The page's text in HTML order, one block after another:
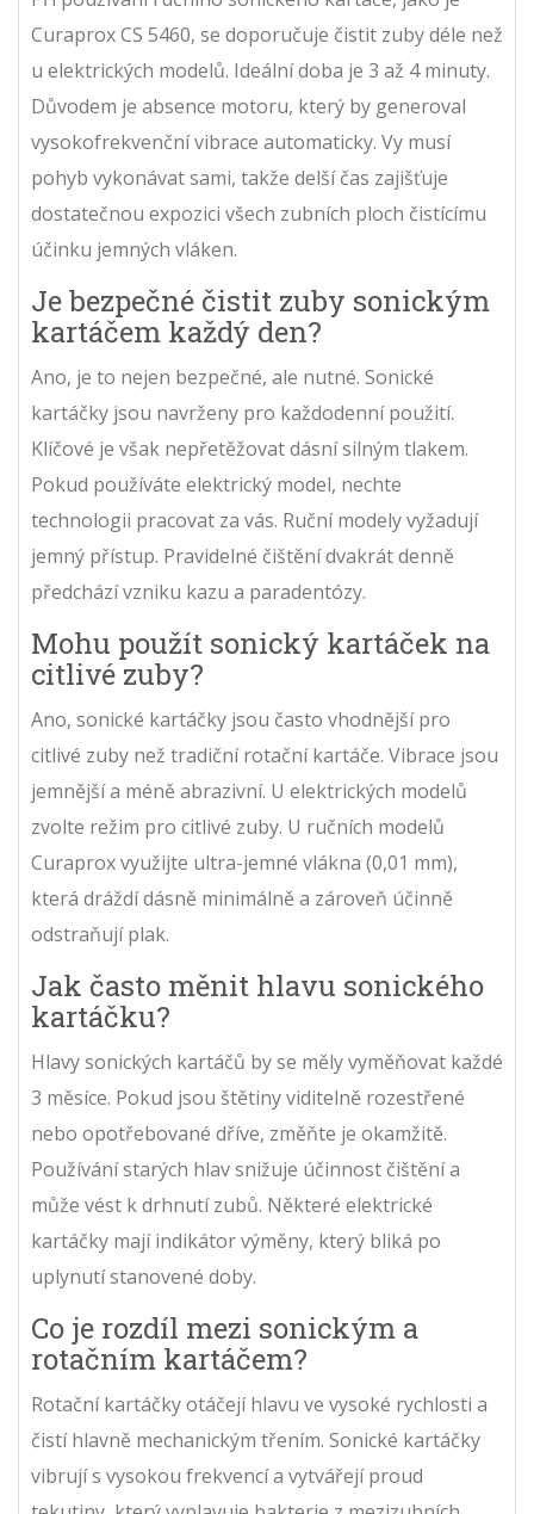
Curaprox CS 5460, se doporučuje čistit zuby déle než
u elektrických modelů. Ideální doba je 3 až 4 minuty.
Důvodem je absence motoru, který by generoval
vysokofrekvenční vibrace automaticky. Vy musí
pohyb vykonávat sami, takže delší čas zajišťuje
dostatečnou expozici všech zubních ploch čistícímu
účinku jemných vláken.
Je bezpečné čistit zuby sonickým
kartáčem každý den?
Ano, je to nejen bezpečné, ale nutné. Sonické
kartáčky jsou navrženy pro každodenní použití.
Klíčové je však nepřetěžovat dásní silným tlakem.
Pokud používáte elektrický model, nechte
technologii pracovat za vás. Ruční modely vyžadují
jemný přístup. Pravidelné čištění dvakrát denně
předchází vzniku kazu a paradentózy.
Mohu použít sonický kartáček na
citlivé zuby?
Ano, sonické kartáčky jsou často vhodnější pro
citlivé zuby než tradiční rotační kartáče. Vibrace jsou
jemnější a méně abrazivní. U elektrických modelů
zvolte režim pro citlivé zuby. U ručních modelů
Curaprox využijte ultra-jemné vlákna (0,01 mm),
která dráždí dásně minimálně a zároveň účinně
odstraňují plak.
Jak často měnit hlavu sonického
kartáčku?
Hlavy sonických kartáčů by se měly vyměňovat každé
3 měsíce. Pokud jsou štětiny viditelně rozestřené
nebo opotřebované dříve, změňte je okamžitě.
Používání starých hlav snižuje účinnost čištění a
může vést k drhnutí zubů. Některé elektrické
kartáčky mají indikátor výměny, který bliká po
uplynutí stanovené doby.
Co je rozdíl mezi sonickým a
rotačním kartáčem?
Rotační kartáčky otáčejí hlavu ve vysoké rychlosti a
čistí hlavně mechanickým třením. Sonické kartáčky
vibrují s vysokou frekvencí a vytvářejí proud